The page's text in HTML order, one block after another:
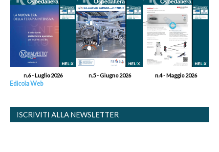
n.6 - Luglio 2026 n.5 - Giugno 2026 n.4 - Maggio 2026
Edicola Web
ISCRIVITI ALLA NEWSLETTER